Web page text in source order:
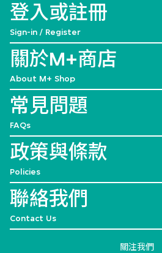
登入或註冊
Sign-in / Register
關於M+商店
About M+ Shop
常見問題
FAQs
政策與條款
Policies
聯絡我們
Contact Us
關注我們